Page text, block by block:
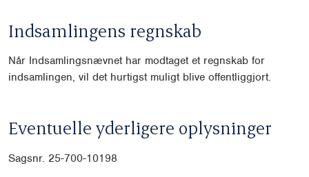
Indsamlingens regnskab
Når Indsamlingsnævnet har modtaget et regnskab for
indsamlingen, vil det hurtigst muligt blive offentliggjort.
Eventuelle yderligere oplysninger
Sagsnr. 25-700-10198